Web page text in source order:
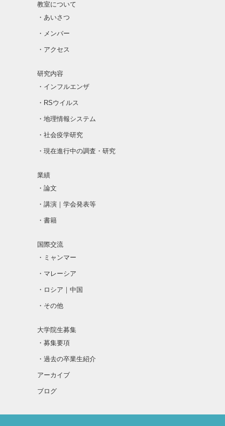
教室について
・あいさつ
・メンバー
・アクセス
研究内容
・インフルエンザ
・RSウイルス
・地理情報システム
・社会疫学研究
・現在進行中の調査・研究
業績
・論文
・講演｜学会発表等
・書籍
国際交流
・ミャンマー
・マレーシア
・ロシア｜中国
・その他
大学院生募集
・募集要項
・過去の卒業生紹介
アーカイブ
ブログ